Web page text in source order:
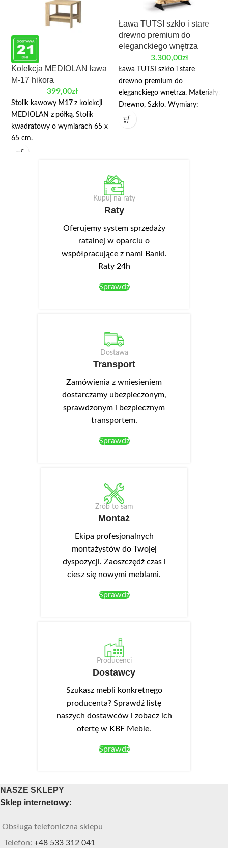
Kolekcja MEDIOLAN ława
M-17 hikora
399,00zł
Stolik kawowy M17 z kolekcji
MEDIOLAN z półką. Stolik
kwadratowy o wymiarach 65 x
65 cm.
Ława TUTSI szkło i stare
drewno premium do
eleganckiego wnętrza
3.300,00zł
Ława TUTSI szkło i stare
drewno premium do
eleganckiego wnętrza. Materiały:
Drewno, Szkło. Wymiary:
długość: 120 cm; szerokość: 60
cm; wysokość: 40 cm. Jeśli ktoś
TUTSI.
Kupuj na raty
Raty
Oferujemy system sprzedaży
ratalnej w oparciu o
współpracujące z nami Banki.
Raty 24h
Sprawdź
Dostawa
Transport
Zamówienia z wniesieniem
dostarczamy ubezpieczonym,
sprawdzonym i bezpiecznym
transportem.
Sprawdź
Zrób to sam
Montaż
Ekipa profesjonalnych
montażystów do Twojej
dyspozycji. Zaoszczędź czas i
ciesz się nowymi meblami.
Sprawdź
Producenci
Dostawcy
Szukasz mebli konkretnego
producenta? Sprawdź listę
naszych dostawców i zobacz ich
ofertę w KBF Meble.
Sprawdź
NASZE SKLEPY
Sklep internetowy:
Obsługa telefoniczna sklepu
Telefon: +48 533 312 041